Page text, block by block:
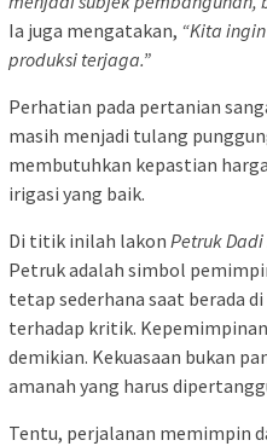
Ia juga mengatakan, “Kita
produksi terjaga.”
Perhatian pada pertanian
masih menjadi tulang
membutuhkan kepastian
irigasi yang baik.
Di titik inilah lakon Petruk
Petruk adalah simbol
tetap sederhana saat berada
terhadap kritik.
demikian. Kekuasaan bukan
amanah yang harus
Tentu, perjalanan memimpin